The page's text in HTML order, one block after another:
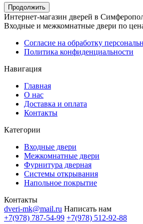
Продолжить
Интернет-магазин дверей в
Входные и межкомнатные двери по
Согласие на обработку
Политика конфиденциальности
Навигация
Главная
О нас
Доставка и оплата
Контакты
Категории
Входные двери
Межкомнатные двери
Фурнитура дверная
Системы открывания
Напольное покрытие
Контакты
dveri-mk@mail.ru Написать нам
+7(978) 787-54-99 +7(978) 512-92-88